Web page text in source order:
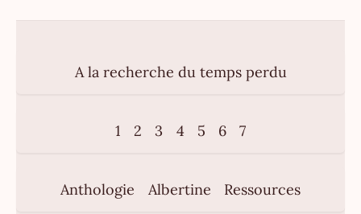
A la recherche du temps perdu
1 2 3 4 5 6 7
Anthologie Albertine Ressources